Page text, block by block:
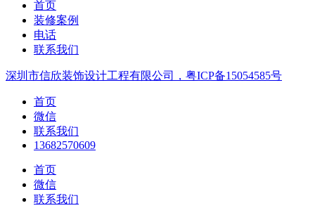
首页
装修案例
电话
联系我们
深圳市信欣装饰设计工程有限公司，粤ICP备15054585号
首页
微信
联系我们
13682570609
首页
微信
联系我们